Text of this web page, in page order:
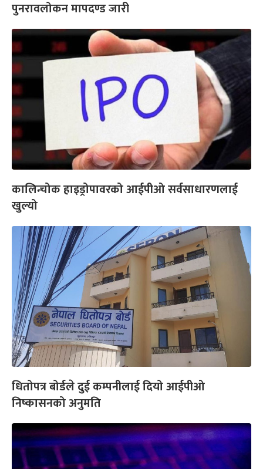
पुनरावलोकन मापदण्ड जारी
कालिन्चोक हाइड्रोपावरको आईपीओ सर्वसाधारणलाई
खुल्यो
धितोपत्र बोर्डले दुई कम्पनीलाई दियो आईपीओ
निष्कासनको अनुमति